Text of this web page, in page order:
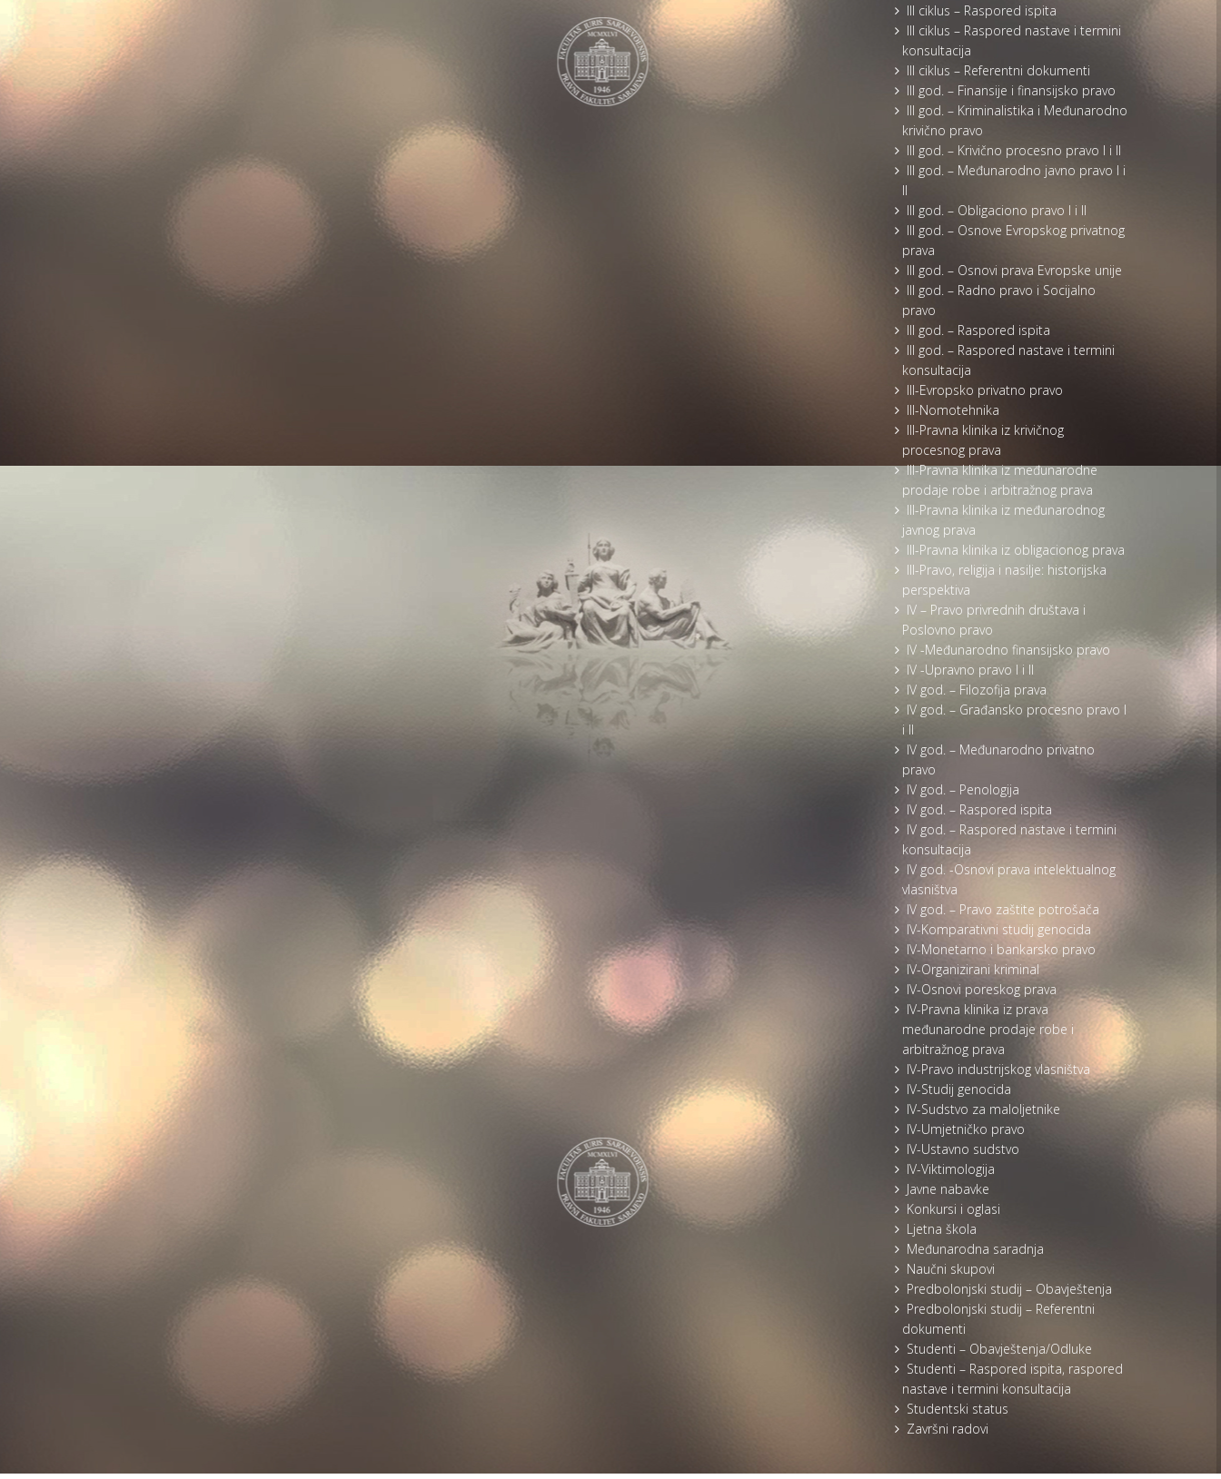
III ciklus – Raspored ispita
III ciklus – Raspored nastave i termini
konsultacija
III ciklus – Referentni dokumenti
III god. – Finansije i finansijsko pravo
III god. – Kriminalistika i Međunarodno
krivično pravo
III god. – Krivično procesno pravo I i II
III god. – Međunarodno javno pravo I i
II
III god. – Obligaciono pravo I i II
III god. – Osnove Evropskog privatnog
prava
III god. – Osnovi prava Evropske unije
III god. – Radno pravo i Socijalno
pravo
III god. – Raspored ispita
III god. – Raspored nastave i termini
konsultacija
III-Evropsko privatno pravo
III-Nomotehnika
III-Pravna klinika iz krivičnog
procesnog prava
III-Pravna klinika iz međunarodne
prodaje robe i arbitražnog prava
III-Pravna klinika iz međunarodnog
javnog prava
III-Pravna klinika iz obligacionog prava
III-Pravo, religija i nasilje: historijska
perspektiva
IV – Pravo privrednih društava i
Poslovno pravo
IV -Međunarodno finansijsko pravo
IV -Upravno pravo I i II
IV god. – Filozofija prava
IV god. – Građansko procesno pravo I
i II
IV god. – Međunarodno privatno
pravo
IV god. – Penologija
IV god. – Raspored ispita
IV god. – Raspored nastave i termini
konsultacija
IV god. -Osnovi prava intelektualnog
vlasništva
IV god. – Pravo zaštite potrošača
IV-Komparativni studij genocida
IV-Monetarno i bankarsko pravo
IV-Organizirani kriminal
IV-Osnovi poreskog prava
IV-Pravna klinika iz prava
međunarodne prodaje robe i
arbitražnog prava
IV-Pravo industrijskog vlasništva
IV-Studij genocida
IV-Sudstvo za maloljetnike
IV-Umjetničko pravo
IV-Ustavno sudstvo
IV-Viktimologija
Javne nabavke
Konkursi i oglasi
Ljetna škola
Međunarodna saradnja
Naučni skupovi
Predbolonjski studij – Obavještenja
Predbolonjski studij – Referentni
dokumenti
Studenti – Obavještenja/Odluke
Studenti – Raspored ispita, raspored
nastave i termini konsultacija
Studentski status
Završni radovi